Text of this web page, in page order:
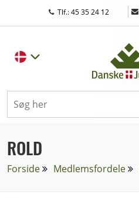
Tlf.: 45 35 24 12 |
ROLD
Forside Medlemsfordele